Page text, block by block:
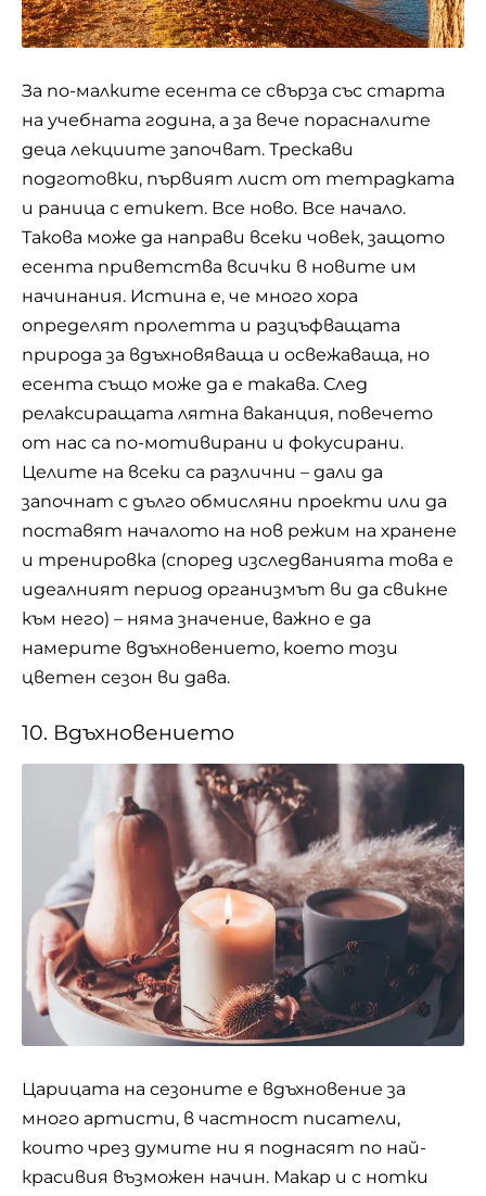
За по-малките есента се свърза със старта
на учебната година, а за вече порасналите
деца лекциите започват. Трескави
подготовки, първият лист от тетрадката
и раница с етикет. Все ново. Все начало.
Такова може да направи всеки човек, защото
есента приветства всички в новите им
начинания. Истина е, че много хора
определят пролетта и разцъфващата
природа за вдъхновяваща и освежаваща, но
есента също може да е такава. След
релаксиращата лятна ваканция, повечето
от нас са по-мотивирани и фокусирани.
Целите на всеки са различни – дали да
започнат с дълго обмисляни проекти или да
поставят началото на нов режим на хранене
и тренировка (според изследванията това е
идеалният период организмът ви да свикне
към него) – няма значение, важно е да
намерите вдъхновението, което този
цветен сезон ви дава.
10. Вдъхновението
Царицата на сезоните е вдъхновение за
много артисти, в частност писатели,
които чрез думите ни я поднасят по най-
красивия възможен начин. Макар и с нотки